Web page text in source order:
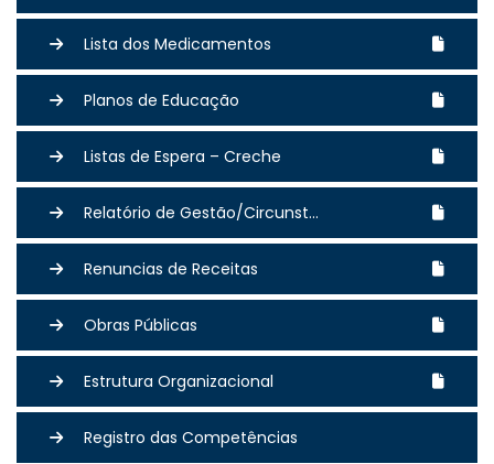
Lista dos Medicamentos
Planos de Educação
Listas de Espera – Creche
Relatório de Gestão/Circunst...
Renuncias de Receitas
Obras Públicas
Estrutura Organizacional
Registro das Competências